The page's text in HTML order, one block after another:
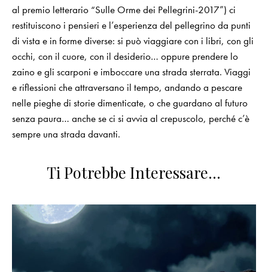
al premio letterario “Sulle Orme dei Pellegrini-2017”) ci
restituiscono i pensieri e l’esperienza del pellegrino da punti
di vista e in forme diverse: si può viaggiare con i libri, con gli
occhi, con il cuore, con il desiderio… oppure prendere lo
zaino e gli scarponi e imboccare una strada sterrata. Viaggi
e riflessioni che attraversano il tempo, andando a pescare
nelle pieghe di storie dimenticate, o che guardano al futuro
senza paura… anche se ci si avvia al crepuscolo, perché c’è
sempre una strada davanti.
Ti Potrebbe Interessare…